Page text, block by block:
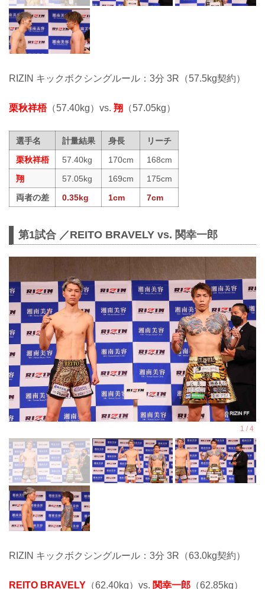
RIZIN キックボクシングルール：3分 3R（57.5kg契約）
栗秋祥梧（57.40kg）vs. 翔 （57.05kg）
選手名 計量結果 身長
リーチ
栗秋祥梧
57.40kg 170cm
168cm
翔
57.05kg 169cm
175cm
両者の差
0.35kg 1cm 7cm
第1試合 ／REITO BRAVELY vs. 関幸一郎
RIZIN キックボクシングルール：3分 3R（63.0kg契約）
REITO BRAVELY （62.40kg）vs. 関幸一郎 （62.85kg）